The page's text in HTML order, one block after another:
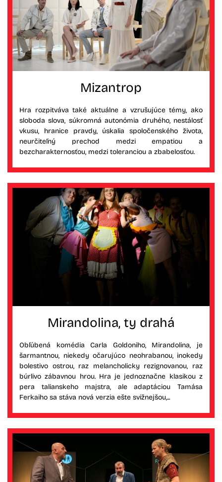
Mizantrop
Hra rozpitváva také aktuálne a vzrušujúce témy, ako
sloboda slova, súkromná autonómia druhého, nestálosť
vkusu, hranice pravdy, úskalia spoločenského života,
neurčiteľný prechod medzi empatiou a
bezcharakternosťou, medzi toleranciou a zbabelosťou.
Mirandolina, ty drahá
Obľúbená komédia Carla Goldoniho, Mirandolina, je
šarmantnou, niekedy očarujúco neohrabanou, inokedy
bolestivo ostrou, raz melancholicky rezignovanou, raz
búrlivo zábavnou hrou. Hra je jednoznačne klasikou z
pera talianskeho majstra, ale adaptáciou Tamása
Ferkaiho sa stáva nová verzia ešte svižnejšou,...